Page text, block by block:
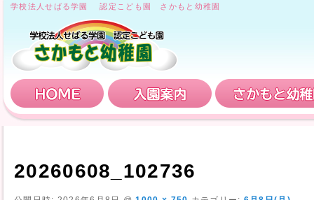
学校法人せばる学園 認定こども園 さかもと幼稚園
HOME 入園案内
20260608_102736